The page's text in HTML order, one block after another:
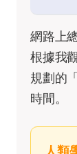
網路上
根據我
規劃的
時間。